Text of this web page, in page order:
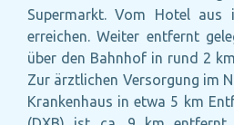
Supermarkt. Vom Hotel aus
erreichen. Weiter entfernt
über den Bahnhof in rund 2
Zur ärztlichen Versorgung im
Krankenhaus in etwa 5 km